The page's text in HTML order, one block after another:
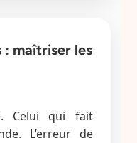
maîtriser les
Celui qui fait
L’erreur de